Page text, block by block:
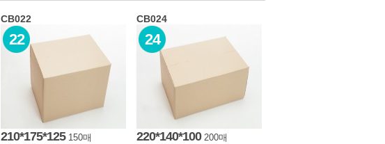
CB022
22
210*175*125 150매
CB024
24
220*140*100 200매